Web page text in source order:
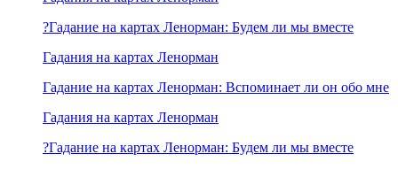
?Гадание на картах Ленорман: Будем ли мы вместе
Гадания на картах Ленорман
Гадание на картах Ленорман: Вспоминает ли он обо мне
Гадания на картах Ленорман
?Гадание на картах Ленорман: Будем ли мы вместе